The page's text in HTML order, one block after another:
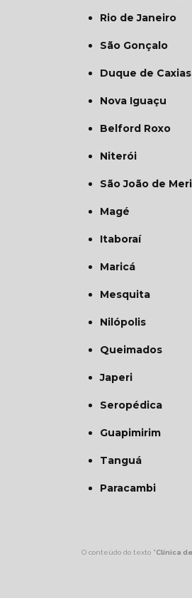
Rio de Janeiro
São Gonçalo
Duque de Caxias
Nova Iguaçu
Belford Roxo
Niterói
São João de
Magé
Itaboraí
Maricá
Mesquita
Nilópolis
Queimados
Japeri
Seropédica
Guapimirim
Tanguá
Paracambi
O conteúdo do texto "Clínica